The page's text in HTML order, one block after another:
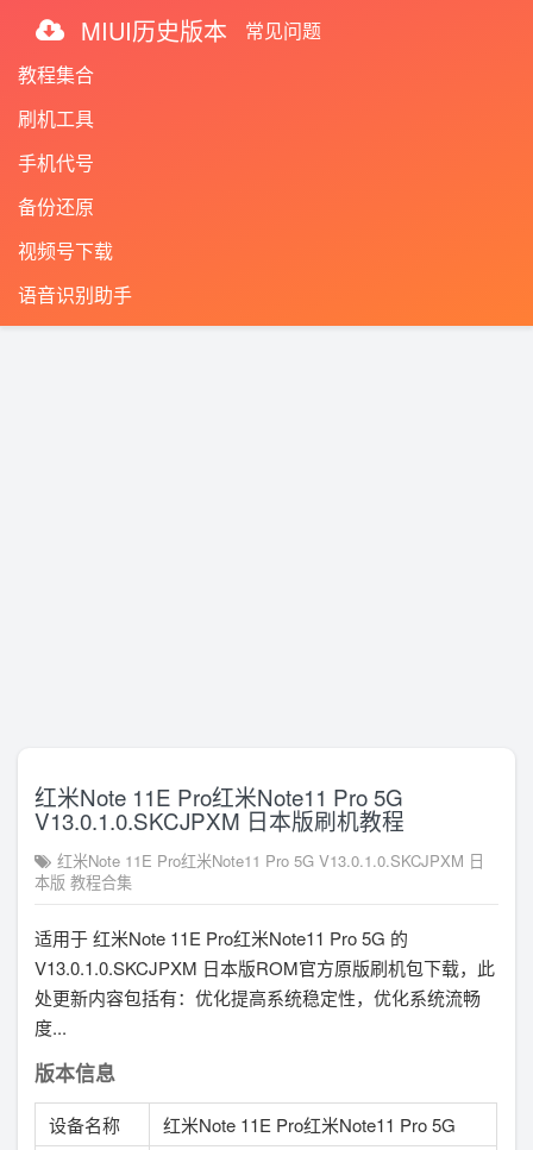
MIUI历史版本
常见问题
教程集合
刷机工具
手机代号
备份还原
视频号下载
语音识别助手
红米Note 11E Pro红米Note11 Pro 5G
V13.0.1.0.SKCJPXM 日本版刷机教程
红米Note 11E Pro红米Note11 Pro 5G V13.0.1.0.SKCJPXM 日
本版 教程合集
适用于 红米Note 11E Pro红米Note11 Pro 5G 的
V13.0.1.0.SKCJPXM 日本版ROM官方原版刷机包下载，此
处更新内容包括有：优化提高系统稳定性，优化系统流畅
度...
版本信息
设备名称
红米Note 11E Pro红米Note11 Pro 5G